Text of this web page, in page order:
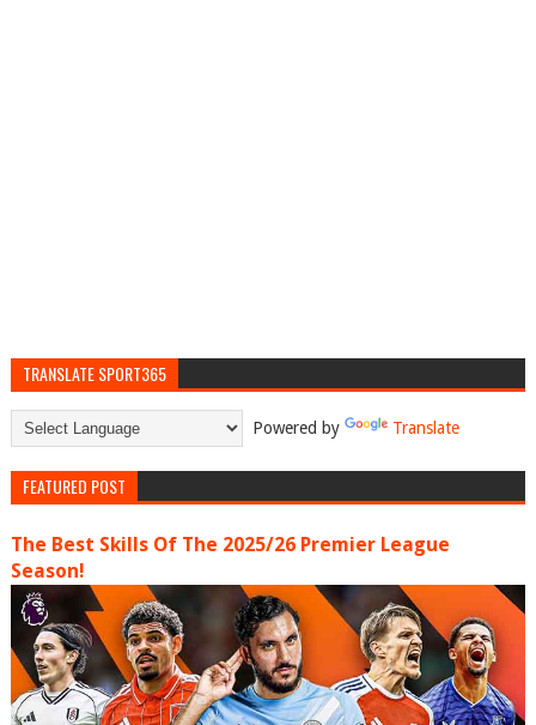
TRANSLATE SPORT365
Powered by Translate
FEATURED POST
The Best Skills Of The 2025/26 Premier League
Season!